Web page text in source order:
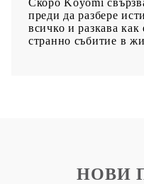
Скоро Koyomi
преди да разбере
всичко и разкава
странно събитие в
НОВИ